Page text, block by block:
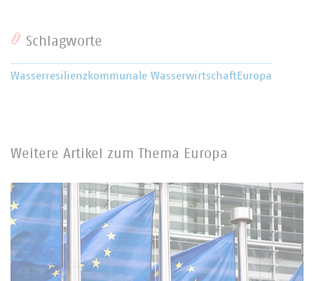
Schlagworte
Wasserresilienzkommunale Wasserwirtschaft Europa
Weitere Artikel zum Thema Europa